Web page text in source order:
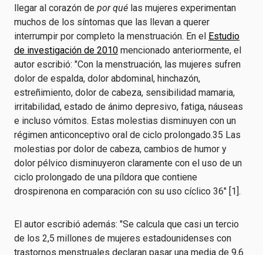
llegar al corazón de por qué las mujeres experimentan
muchos de los síntomas que las llevan a querer
interrumpir por completo la menstruación. En el Estudio
de investigación de 2010 mencionado anteriormente, el
autor escribió: "Con la menstruación, las mujeres sufren
dolor de espalda, dolor abdominal, hinchazón,
estreñimiento, dolor de cabeza, sensibilidad mamaria,
irritabilidad, estado de ánimo depresivo, fatiga, náuseas
e incluso vómitos. Estas molestias disminuyen con un
régimen anticonceptivo oral de ciclo prolongado.35 Las
molestias por dolor de cabeza, cambios de humor y
dolor pélvico disminuyeron claramente con el uso de un
ciclo prolongado de una píldora que contiene
drospirenona en comparación con su uso cíclico 36" [1].
El autor escribió además: "Se calcula que casi un tercio
de los 2,5 millones de mujeres estadounidenses con
trastornos menstruales declaran pasar una media de 9,6